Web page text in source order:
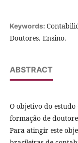
Keywords:
Doutores. Ensino.
ABSTRACT
O objetivo do
formação de
Para atingir este